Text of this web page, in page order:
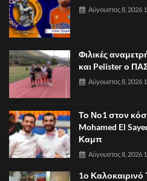
Αύγουστος 8, 2026
Φιλικές
και Pelister ο
Αύγουστος 8, 2026
Το Νο1 στον
Mohamed El
Καμπ
Αύγουστος 8, 2026
1ο Καλοκαιρινό